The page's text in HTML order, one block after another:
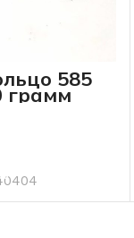
585
грамм